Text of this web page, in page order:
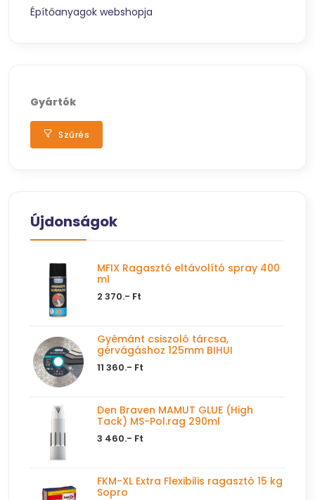
Építőanyagok webshopja
Gyártók
Szűrés
Újdonságok
MFIX Ragasztó eltávolító spray 400
ml
2 370.- Ft
Gyémánt csiszoló tárcsa,
gérvágáshoz 125mm BIHUI
11 360.- Ft
Den Braven MAMUT GLUE (High
Tack) MS-Pol.rag 290ml
3 460.- Ft
FKM-XL Extra Flexibilis ragasztó 15 kg
Sopro